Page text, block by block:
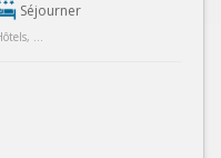
Séjourner
...